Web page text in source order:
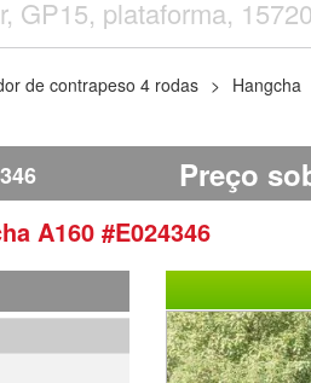
de contrapeso 4 rodas Hangcha
Preço
A160 #E024346